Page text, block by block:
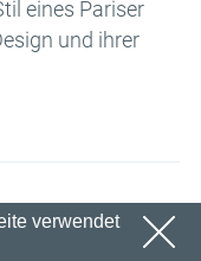
eines Pariser
und ihrer
verwendet